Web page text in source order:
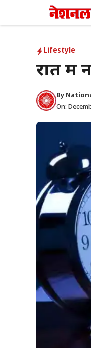
Lifestyle
रात में
By
On: